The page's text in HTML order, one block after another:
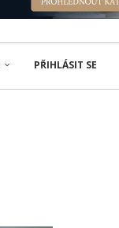
PŘIHLÁSIT SE